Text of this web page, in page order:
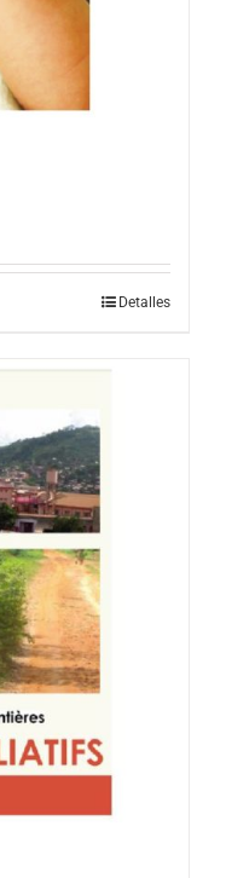
Detalles